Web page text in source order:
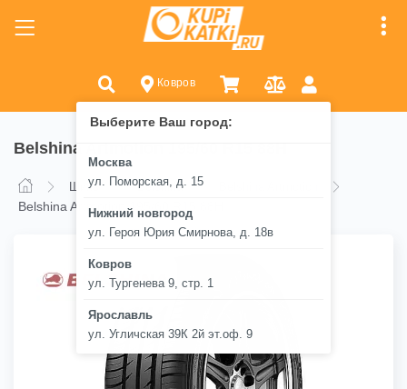
Ковров
Выберите Ваш город:
Москва
ул. Поморская, д. 15
Нижний новгород
ул. Героя Юрия Смирнова, д. 18в
Ковров
ул. Тургенева 9, стр. 1
Ярославль
ул. Угличская 39К 2й эт.оф. 9
Belshina Artmotion 195/60 R15 88H
Шины Belshina
Belshina Artmotion 195/60 R15 88H